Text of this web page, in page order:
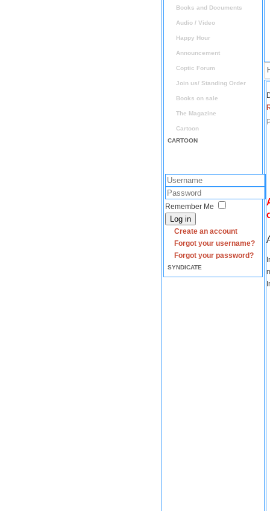
Books and Documents
Audio / Video
Happy Hour
Announcement
Coptic Forum
Join us/ Standing Order
Books on sale
The Magazine
Cartoon
CARTOON
Remember Me
Log in
Create an account
Forgot your username?
Forgot your password?
SYNDICATE